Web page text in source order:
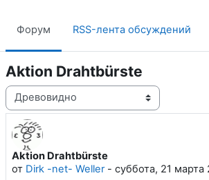
Форум RSS-лента обсуждений
Aktion Drahtbürste
Режим отображения
Aktion Drahtbürste
от Dirk -net- Weller- суббота, 21 марта
Количество ответов: 0